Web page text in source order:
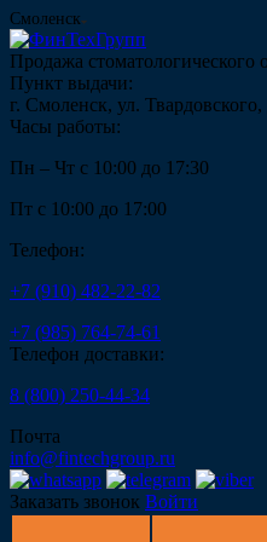
Смоленск
Продажа стоматологического
Пункт выдачи:
г. Смоленск, ул.
Часы работы:
Пн – Чт с 10:00 до 17:30
Пт с 10:00 до 17:00
Телефон:
+7 (910) 482-22-82
+7 (985) 764-74-61
Телефон доставки:
8 (800) 250-44-34
Почта
info@fintechgroup.ru
Заказать звонок Войти